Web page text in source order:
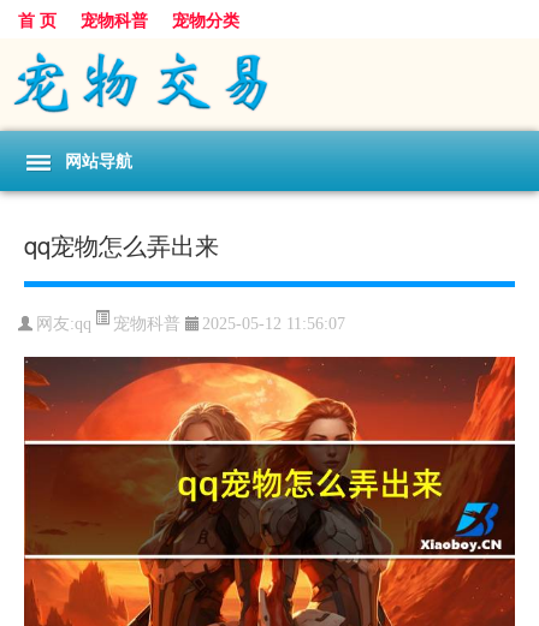
首 页 宠物科普 宠物分类
网站导航
qq宠物怎么弄出来
网友:qq 宠物科普 2025-05-12 11:56:07